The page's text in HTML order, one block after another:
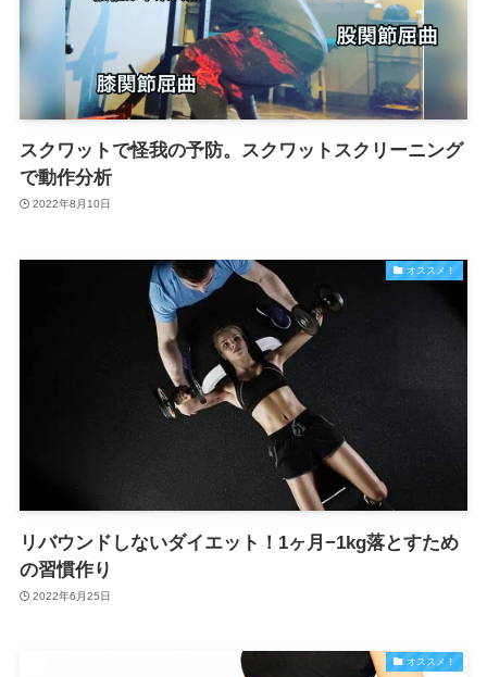
スクワットで怪我の予防。スクワットスクリーニング
で動作分析
2022年8月10日
オススメ！
リバウンドしないダイエット！1ヶ月−1kg落とすため
の習慣作り
2022年6月25日
オススメ！